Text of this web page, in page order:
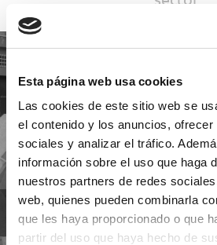
Esta página web usa cookies
Las cookies de este sitio web se
el contenido y los anuncios, ofrecer
sociales y analizar el tráfico.
información sobre el uso que haga
nuestros partners de redes
web, quienes pueden combinarla
que les haya proporcionado o que
partir del uso que haya hecho de
FABRICANTES DE
HORMIGÓN PARA